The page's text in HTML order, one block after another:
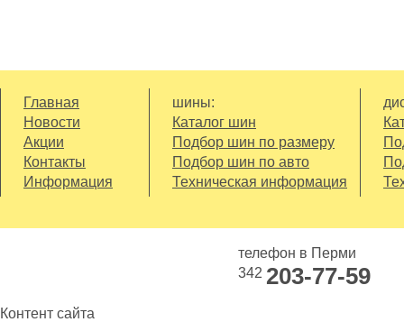
Главная
Новости
Акции
Контакты
Информация
шины:
Каталог шин
Подбор шин по размеру
Подбор шин по авто
Техническая информация
телефон в Перми
342 203-77-59
Контент сайта